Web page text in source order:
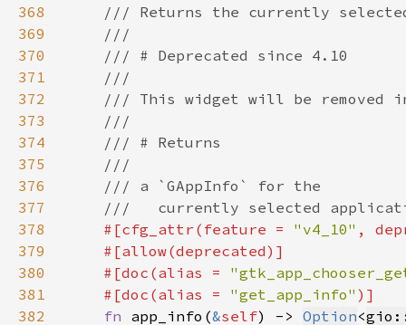
368
369
370
371
372
373
374
375
376
377
378
#[cfg_attr(feature = "v4_10" ,
379
380
    #[doc(alias =
381
    #[doc(alias =
"get_app_info"
382
fn app_info(&self) -> Option<